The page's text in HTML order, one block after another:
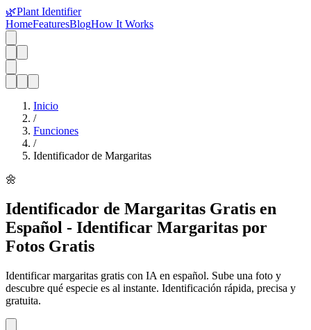
🌿Plant Identifier
HomeFeaturesBlogHow It Works
Inicio
/
Funciones
/
Identificador de Margaritas
🌼
Identificador de Margaritas Gratis en
Español - Identificar Margaritas por
Fotos Gratis
Identificar margaritas gratis con IA en español. Sube una foto y
descubre qué especie es al instante. Identificación rápida, precisa y
gratuita.